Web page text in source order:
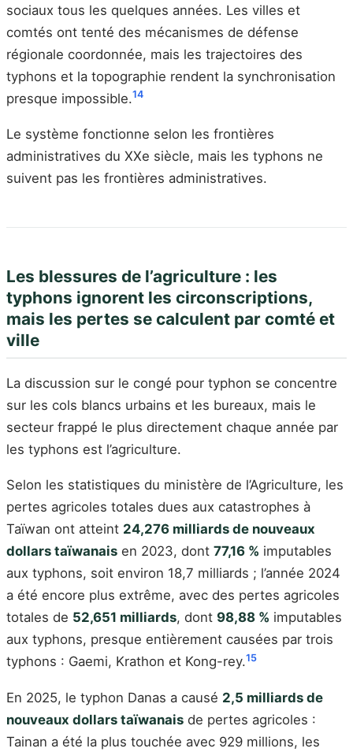
sociaux tous les quelques années. Les villes et
comtés ont tenté des mécanismes de défense
régionale coordonnée, mais les trajectoires des
typhons et la topographie rendent la synchronisation
presque impossible.14
Le système fonctionne selon les frontières
administratives du XXe siècle, mais les typhons ne
suivent pas les frontières administratives.
Les blessures de l’agriculture : les
typhons ignorent les circonscriptions,
mais les pertes se calculent par comté et
ville
La discussion sur le congé pour typhon se concentre
sur les cols blancs urbains et les bureaux, mais le
secteur frappé le plus directement chaque année par
les typhons est l’agriculture.
Selon les statistiques du ministère de l’Agriculture, les
pertes agricoles totales dues aux catastrophes à
Taïwan ont atteint 24,276 milliards de nouveaux
dollars taïwanais en 2023, dont 77,16 % imputables
aux typhons, soit environ 18,7 milliards ; l’année 2024
a été encore plus extrême, avec des pertes agricoles
totales de 52,651 milliards, dont 98,88 % imputables
aux typhons, presque entièrement causées par trois
typhons : Gaemi, Krathon et Kong-rey.15
En 2025, le typhon Danas a causé 2,5 milliards de
nouveaux dollars taïwanais de pertes agricoles :
Tainan a été la plus touchée avec 929 millions, les